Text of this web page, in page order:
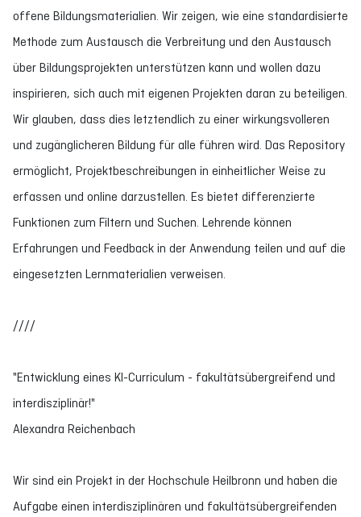
offene Bildungsmaterialien. Wir zeigen, wie eine standardisierte
Methode zum Austausch die Verbreitung und den Austausch
über Bildungsprojekten unterstützen kann und wollen dazu
inspirieren, sich auch mit eigenen Projekten daran zu beteiligen.
Wir glauben, dass dies letztendlich zu einer wirkungsvolleren
und zugänglicheren Bildung für alle führen wird. Das Repository
ermöglicht, Projektbeschreibungen in einheitlicher Weise zu
erfassen und online darzustellen. Es bietet differenzierte
Funktionen zum Filtern und Suchen. Lehrende können
Erfahrungen und Feedback in der Anwendung teilen und auf die
eingesetzten Lernmaterialien verweisen.
////
"Entwicklung eines KI-Curriculum - fakultätsübergreifend und
interdisziplinär!"
Alexandra Reichenbach
Wir sind ein Projekt in der Hochschule Heilbronn und haben die
Aufgabe einen interdisziplinären und fakultätsübergreifenden